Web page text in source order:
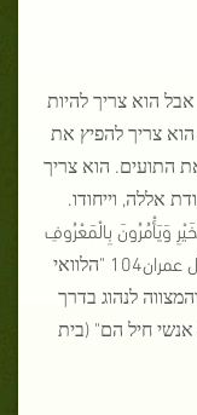
הוא צריך להיות
צריך להפיץ את
התועים. הוא צריך
אללה, וייחודו.
وَيَأْمُرُونَ بِالْمَعْرُوفِ
وَيَنْهَوْنَ عَنِ الْمُنكَرِ وَأُوْلَـئِكَ هُمُ الْمُفْلِحُونَ﴾ آل عمران104 "הלוואי
לנהוג בדרך
חיל הם" (בית